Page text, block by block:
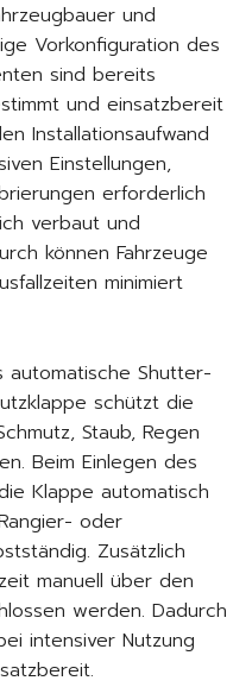
und
Vorkonfiguration des
sind bereits
und einsatzbereit
Installationsaufwand
Einstellungen,
erforderlich
verbaut und
können Fahrzeuge
minimiert
automatische Shutter-
schützt die
Staub, Regen
Beim Einlegen des
Klappe automatisch
oder
Zusätzlich
manuell über den
werden. Dadurch
intensiver Nutzung